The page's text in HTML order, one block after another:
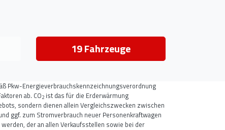
19Fahrzeuge
Pkw-Energieverbrauchskennzeichnungsverordnung
ab. CO2 ist das für die Erderwärmung
sondern dienen allein Vergleichszwecken zwischen
ggf. zum Stromverbrauch neuer Personenkraftwagen
der an allen Verkaufsstellen sowie bei der